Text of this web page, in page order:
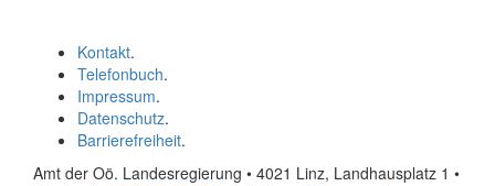
Kontakt.
Telefonbuch.
Impressum.
Datenschutz.
Barrierefreiheit.
Amt der Oö. Landesregierung • 4021 Linz, Landhausplatz 1 •